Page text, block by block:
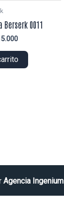
Berserk 0011
El
actual
es:
Agencia Ingenium